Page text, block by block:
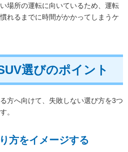
場所の運転に向いているため、運転
れるまでに時間がかかってしまうケ
選びのポイント
方へ向けて、失敗しない選び方を3つ
。
方をイメージする